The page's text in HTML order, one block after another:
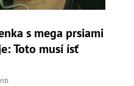
s mega prsiami
Toto musí ísť